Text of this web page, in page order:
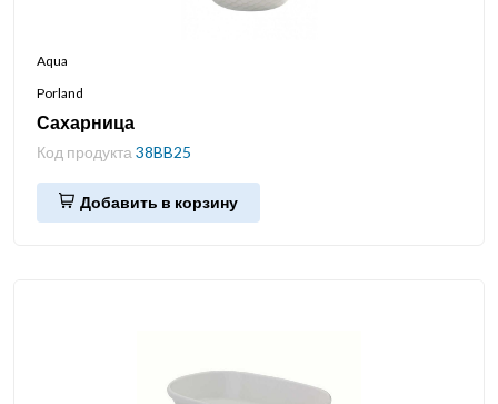
Aqua
Porland
Сахарница
Код продукта 38BB25
Добавить в корзину